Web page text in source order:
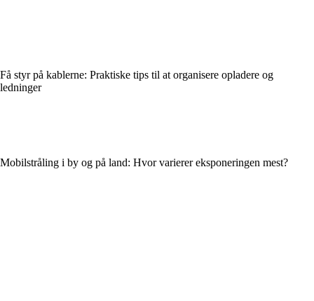
Få styr på kablerne: Praktiske tips til at organisere opladere og
ledninger
Mobilstråling i by og på land: Hvor varierer eksponeringen mest?